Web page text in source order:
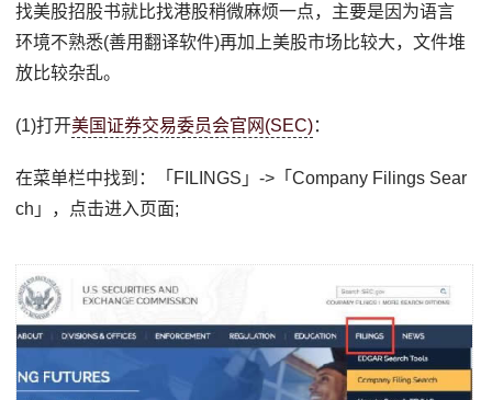
找美股招股书就比找港股稍微麻烦一点，主要是因为语言
环境不熟悉(善用翻译软件)再加上美股市场比较大，文件堆
放比较杂乱。
(1)打开美国证券交易委员会官网(SEC)：
在菜单栏中找到：「FILINGS」->「Company Filings Sear
ch」，点击进入页面;